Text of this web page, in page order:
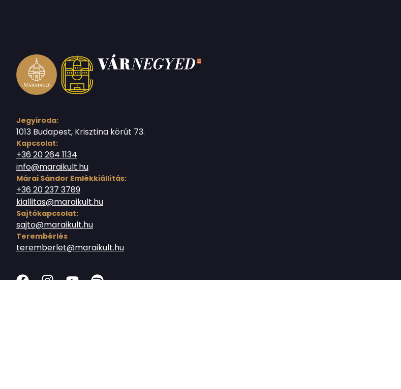
Jegyiroda:
1013 Budapest, Krisztina körút 73.
Kapcsolat:
+36 20 264 1134
info@maraikult.hu
Márai Sándor Emlékkiállítás:
+36 20 237 3789
kiallitas@maraikult.hu
Sajtókapcsolat:
sajto@maraikult.hu
Terembérlés
teremberlet@maraikult.hu